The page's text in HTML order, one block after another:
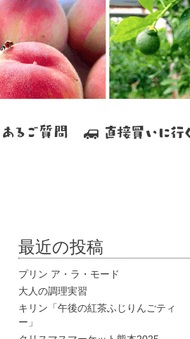
最近の投稿
プリン ア・ラ・モード
大人の調理実習
キリン「午後の紅茶ふじりんごティ
ー」